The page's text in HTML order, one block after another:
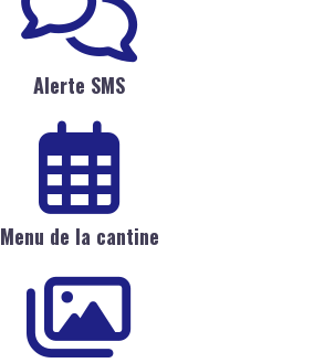
Alerte SMS
Menu de la cantine